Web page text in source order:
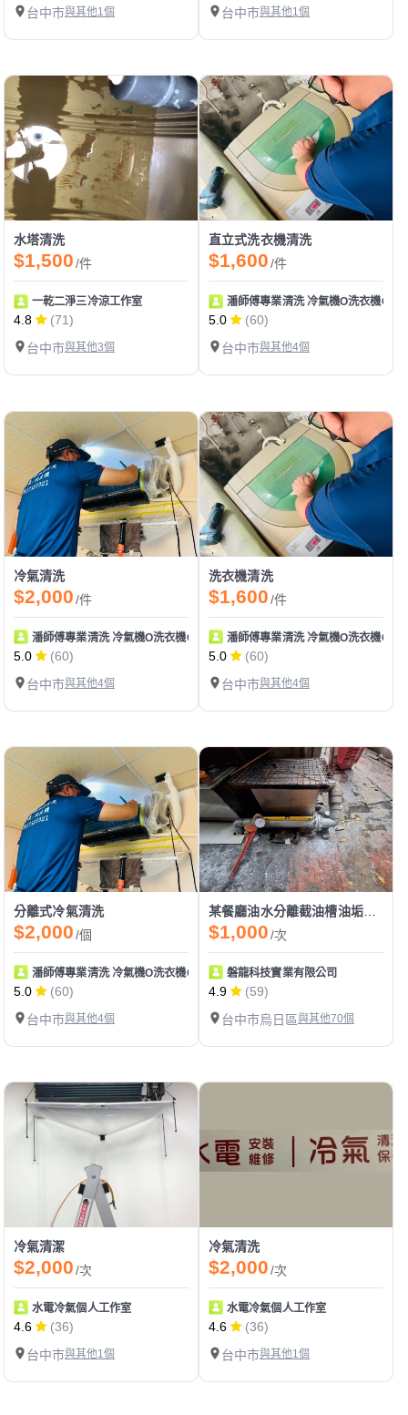
台中市與其他1個
台中市與其他1個
水塔清洗
$1,500/件
一乾二淨三冷涼工作室
4.8
(71)
台中市與其他3個
直立式洗衣機清洗
$1,600/件
潘師傅專業清洗 冷氣機O洗衣機O專
5.0
(60)
台中市與其他4個
冷氣清洗
$2,000/件
潘師傅專業清洗 冷氣機O洗衣機O專業清洗
5.0
(60)
台中市與其他4個
洗衣機清洗
$1,600/件
潘師傅專業清洗 冷氣機O洗衣機O專
5.0
(60)
台中市與其他4個
分離式冷氣清洗
$2,000/個
潘師傅專業清洗 冷氣機O洗衣機O專業清洗
5.0
(60)
台中市與其他4個
某餐廳油水分離截油槽油垢清理改配Y型管清潔口/法蘭片以利日後拆管通管清洗水管髒污油垢
$1,000/次
磐龍科技實業有限公司
4.9
(59)
台中市烏日區與其他70個
冷氣清潔
$2,000/次
水電冷氣個人工作室
4.6
(36)
台中市與其他1個
冷氣清洗
$2,000/次
水電冷氣個人工作室
4.6
(36)
台中市與其他1個